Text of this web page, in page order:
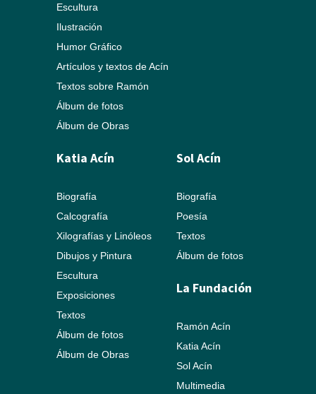
Escultura
Ilustración
Humor Gráfico
Artículos y textos de Acín
Textos sobre Ramón
Álbum de fotos
Álbum de Obras
Katia Acín
Biografía
Calcografía
Xilografías y Linóleos
Dibujos y Pintura
Escultura
Exposiciones
Textos
Álbum de fotos
Álbum de Obras
Sol Acín
Biografía
Poesía
Textos
Álbum de fotos
La Fundación
Ramón Acín
Katia Acín
Sol Acín
Multimedia